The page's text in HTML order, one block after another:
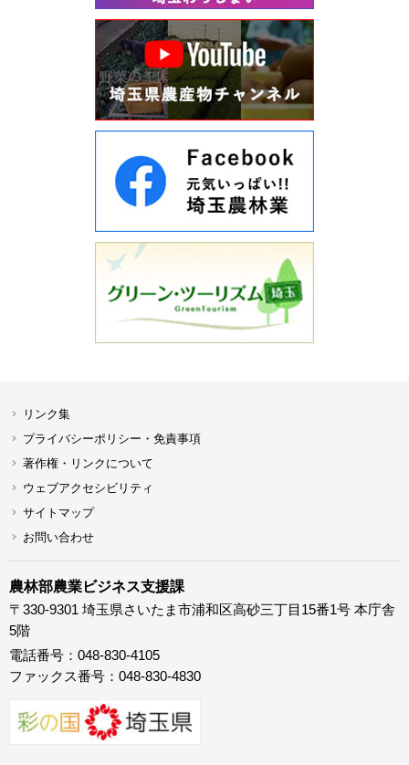
リンク集
プライバシーポリシー・免責事項
著作権・リンクについて
ウェブアクセシビリティ
サイトマップ
お問い合わせ
農林部農業ビジネス支援課
〒330-9301 埼玉県さいたま市浦和区高砂三丁目15番1号 本庁舎
5階
電話番号：048-830-4105
ファックス番号：048-830-4830